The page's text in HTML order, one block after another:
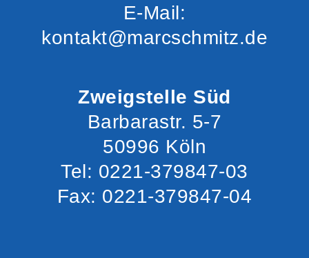
E-Mail:
kontakt@marcschmitz.de
Zweigstelle Süd
Barbarastr. 5-7
50996 Köln
Tel: 0221-379847-03
Fax: 0221-379847-04